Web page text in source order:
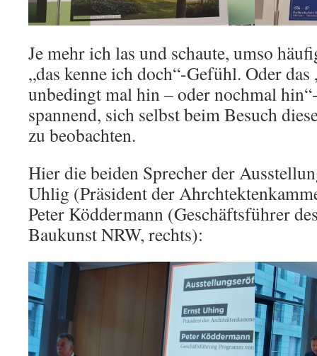
Je mehr ich las und schaute, umso
„das kenne ich doch“-Gefühl. Oder das
unbedingt mal hin – oder nochmal
spannend, sich selbst beim Besuch
zu beobachten.
Hier die beiden Sprecher der
Uhlig (Präsident der
Peter Köddermann (Geschäftsführer
Baukunst NRW, rechts):